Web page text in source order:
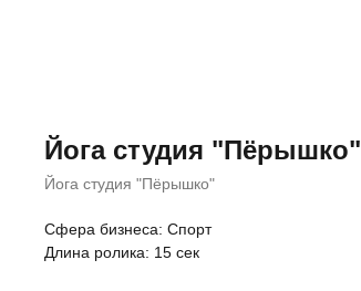
Йога студия "Пёрышко"
Йога студия "Пёрышко"
Cфера бизнеса: Спорт
Длина ролика: 15 сек